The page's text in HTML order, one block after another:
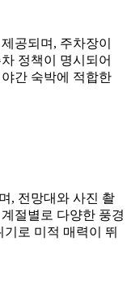
공되며, 주차장이
정책이 명시되어
간 숙박에 적합한
, 전망대와 사진 촬
절별로 다양한 풍경
로 미적 매력이 뛰